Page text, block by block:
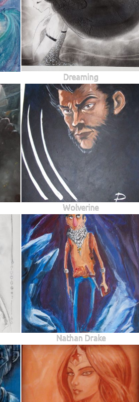
Dreaming
Wolverine
Nathan Drake